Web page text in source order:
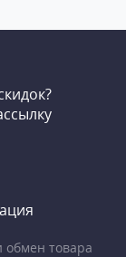
обмен товара